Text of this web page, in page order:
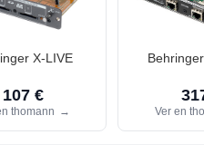
X-LIVE
107 €
thomann → Ver en